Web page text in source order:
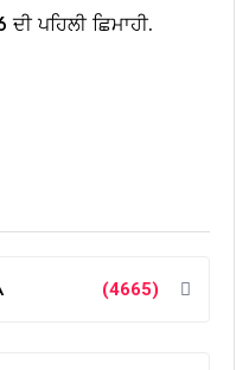
ਪਹਿਲੀ ਛਿਮਾਹੀ.
(4665)